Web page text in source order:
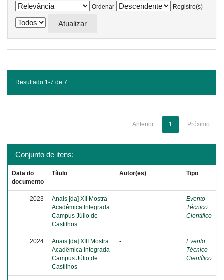
Ordenar
Registro(s)
Resultado 1-7 de 7.
Anterior 1 Próximo
Conjunto de itens:
Data do
documento
Título Autor(es) Tipo
2023
Anais [da] XII Mostra
Acadêmica Integrada
Campus Júlio de
Castilhos
-
Evento
Técnico
Científico
2024
Anais [da] XIII Mostra
Acadêmica Integrada
Campus Júlio de
Castilhos
-
Evento
Técnico
Científico